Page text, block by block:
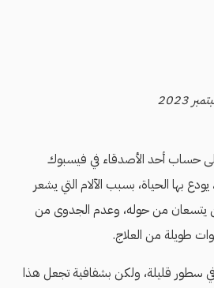
حساب أحد الأصدقاء في فيسبوك
بها الحياة، بسبب الآلام التي يشعر
يتسعان من حوله، وعدم الجدوى من
طويلة من العلاج.
سطور قليلة، ولكن بشفافية تجعل هذا